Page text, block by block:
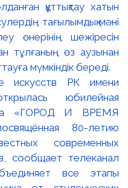
құттықтау хатын
тағылымдық мәні
өнерінің шежіресін
тұлғаның өз аузынан
мүмкіндік береді.